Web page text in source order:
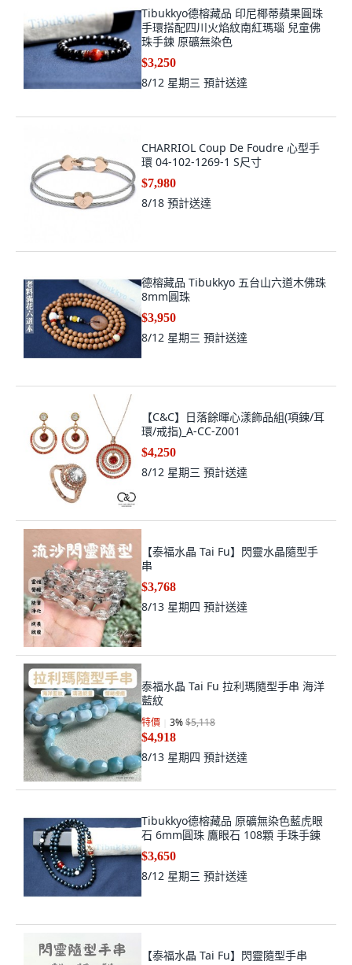
Tibukkyo德榕藏品 印尼椰蒂蘋果圓珠
手環搭配四川火焰紋南紅瑪瑙 兒童佛
珠手鍊 原礦無染色
$3,250
8/12 星期三 預計送達
CHARRIOL Coup De Foudre 心型手
環 04-102-1269-1 S尺寸
$7,980
8/18 預計送達
德榕藏品 Tibukkyo 五台山六道木佛珠
8mm圓珠
$3,950
8/12 星期三 預計送達
【C&C】日落餘暉心漾飾品組(項鍊/耳
環/戒指)_A-CC-Z001
$4,250
8/12 星期三 預計送達
【泰福水晶 Tai Fu】閃靈水晶隨型手
串
$3,768
8/13 星期四 預計送達
泰福水晶 Tai Fu 拉利瑪隨型手串 海洋
藍紋
特價 3%$5,118
$4,918
8/13 星期四 預計送達
Tibukkyo德榕藏品 原礦無染色藍虎眼
石 6mm圓珠 鷹眼石 108顆 手珠手鍊
$3,650
8/12 星期三 預計送達
【泰福水晶 Tai Fu】閃靈隨型手串